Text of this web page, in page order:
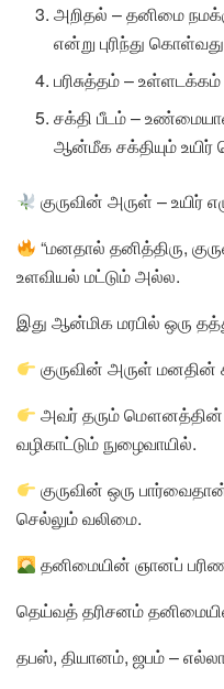
அறிதல் – தனிமை
என்று புரிந்து
பரிசுத்தம் –
சக்தி பீடம் –
ஆன்மீக சக்தியும் உயிர்
குருவின் அருள் – உயிர்
“மனதால் தனித்திரு,
உளவியல் மட்டும் அல்ல.
இது ஆன்மிக மரபில் ஒரு
குருவின் அருள் மனதின்
அவர் தரும்
வழிகாட்டும் நுழைவாயில்.
குருவின் ஒரு
செல்லும் வலிமை.
தனிமையின் ஞானப்
தெய்வத் தரிசனம்
தபஸ், தியானம், ஜபம் –